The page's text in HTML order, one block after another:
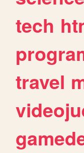
tech
travel